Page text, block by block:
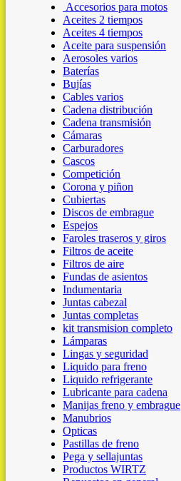
Accesorios para motos
Aceites 2 tiempos
Aceites 4 tiempos
Aceite para suspensión
Aerosoles varios
Baterías
Bujías
Cables varios
Cadena distribución
Cadena transmisión
Cámaras
Carburadores
Cascos
Competición
Corona y piñon
Cubiertas
Discos de embrague
Espejos
Faroles traseros y giros
Filtros de aceite
Filtros de aire
Fundas de asientos
Indumentaria
Juntas cabezal
Juntas completas
kit transmision completo
Lámparas
Lingas y seguridad
Liquido para freno
Liquido refrigerante
Lubricante para cadena
Manijas freno y embrague
Manubrios
Opticas
Pastillas de freno
Pega y sellajuntas
Productos WIRTZ